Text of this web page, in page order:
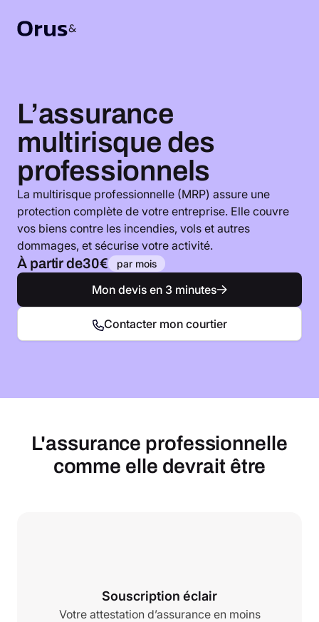
L’assurance
multirisque des
professionnels
La multirisque professionnelle (MRP) assure une
protection complète de votre entreprise. Elle couvre
vos biens contre les incendies, vols et autres
dommages, et sécurise votre activité.
À partir de30€ par mois
Mon devis en 3 minutes
Contacter mon courtier
L'assurance professionnelle
comme elle devrait être
Souscription éclair
Votre attestation d’assurance en moins